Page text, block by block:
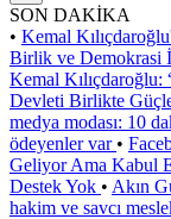
SON DAKİKA
• Kemal
Birlik ve Demokrasi
Kemal Kılıçdaroğlu:
Devleti Birlikte
medya modası: 10
ödeyenler var •
Geliyor Ama Kabul
Destek Yok • Akın
hakim ve savcı